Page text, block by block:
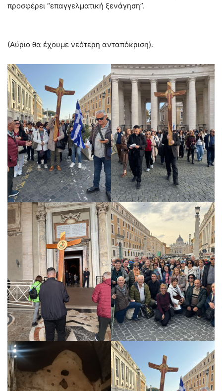
προσφέρει “επαγγελματική ξενάγηση”.
(Αύριο θα έχουμε νεότερη ανταπόκριση).